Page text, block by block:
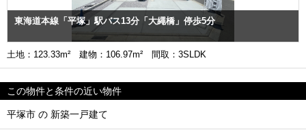
東海道本線「平塚」駅バス13分「大繩橋」停歩5分
土地：123.33m² 建物：106.97m² 間取：3SLDK
この物件と条件の近い物件
平塚市 の 新築一戸建て